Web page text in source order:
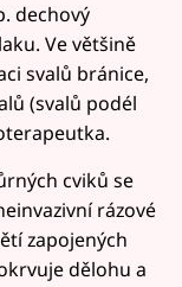
dechový
Ve většině
svalů bránice,
(svalů podél
cviků se
rázové
zapojených
dělohu a